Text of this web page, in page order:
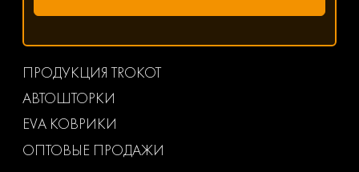
ПРОДУКЦИЯ TROKOT
АВТОШТОРКИ
EVA КОВРИКИ
ОПТОВЫЕ ПРОДАЖИ